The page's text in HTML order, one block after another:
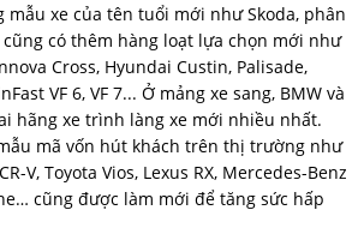
xe của tên tuổi mới như Skoda, phân
có thêm hàng loạt lựa chọn mới như
Cross, Hyundai Custin, Palisade,
VF 6, VF 7... Ở mảng xe sang, BMW và
hãng xe trình làng xe mới nhiều nhất.
mã vốn hút khách trên thị trường như
V, Toyota Vios, Lexus RX, Mercedes-Benz
cũng được làm mới để tăng sức hấp